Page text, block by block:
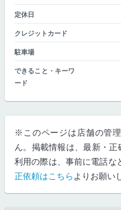
定休日
クレジットカード
駐車場
できること・キーワ
ード
※このページは店舗の管
ん。掲載情報は、最新・
利用の際は、事前に電話
正依頼はこちら よりお願い